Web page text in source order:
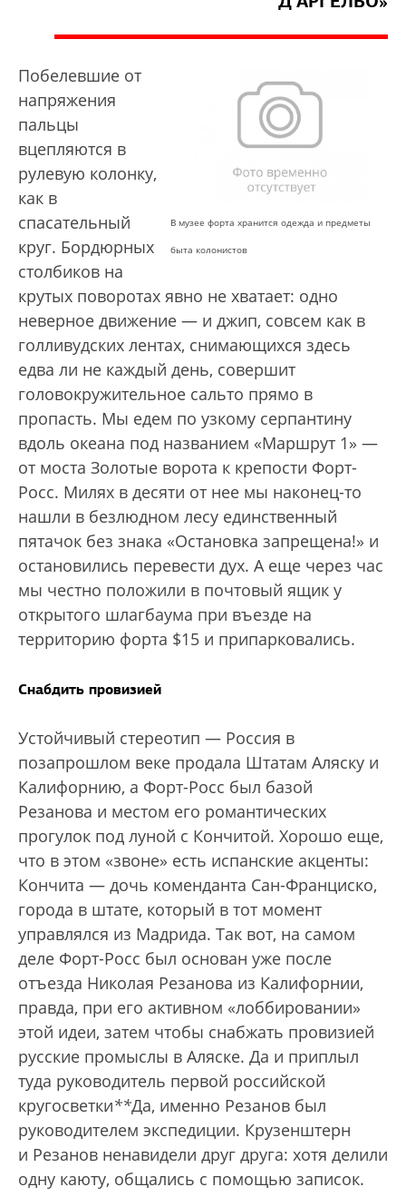
В музее форта хранится одежда и предметы
быта колонистов
Побелевшие от
напряжения
пальцы
вцепляются в
рулевую колонку,
как в
спасательный
круг. Бордюрных
столбиков на
крутых поворотах явно не хватает: одно
неверное движение — и джип, совсем как в
голливудских лентах, снимающихся здесь
едва ли не каждый день, совершит
головокружительное сальто прямо в
пропасть. Мы едем по узкому серпантину
вдоль океана под названием «Маршрут 1» —
от моста Золотые ворота к крепости Форт-
Росс. Милях в десяти от нее мы наконец-то
нашли в безлюдном лесу единственный
пятачок без знака «Остановка запрещена!» и
остановились перевести дух. А еще через час
мы честно положили в почтовый ящик у
открытого шлагбаума при въезде на
территорию форта $15 и припарковались.
Снабдить провизией
Устойчивый стереотип — Россия в
позапрошлом веке продала Штатам Аляску и
Калифорнию, а Форт-Росс был базой
Резанова и местом его романтических
прогулок под луной с Кончитой. Хорошо еще,
что в этом «звоне» есть испанские акценты:
Кончита — дочь коменданта Сан-Франциско,
города в штате, который в тот момент
управлялся из Мадрида. Так вот, на самом
деле Форт-Росс был основан уже после
отъезда Николая Резанова из Калифорнии,
правда, при его активном «лоббировании»
этой идеи, затем чтобы снабжать провизией
русские промыслы в Аляске. Да и приплыл
туда руководитель первой российской
кругосветки**Да, именно Резанов был
руководителем экспедиции. Крузенштерн
и Резанов ненавидели друг друга: хотя делили
одну каюту, общались с помощью записок.